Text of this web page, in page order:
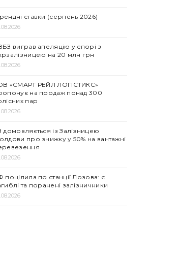
ставки (серпень 2026)
виграв апеляцію у спорі з
на 20 млн грн
«СМАРТ РЕЙЛ ЛОГІСТИКС»
на продаж понад 300
пар
домовляється із Залізницею
про знижку у 50% на вантажні
поцілила по станції Лозова: є
та поранені залізничники